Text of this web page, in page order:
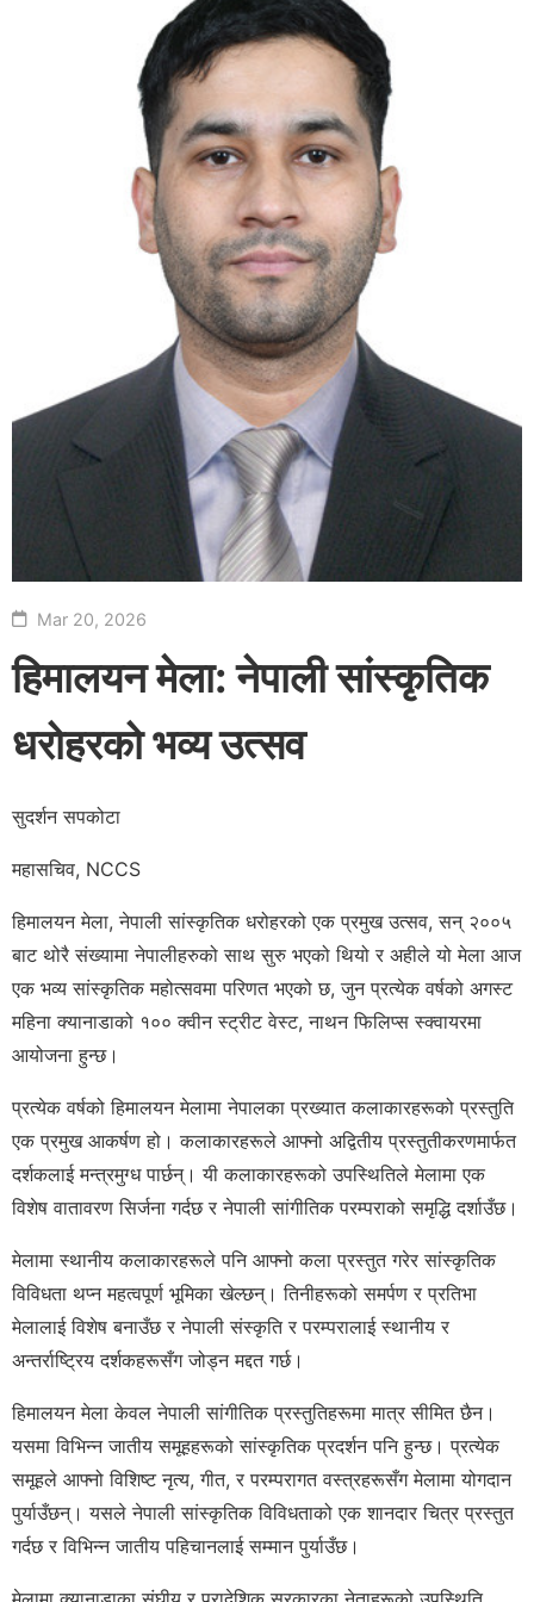
Mar 20, 2026
हिमालयन मेला: नेपाली सांस्कृतिक
धरोहरको भव्य उत्सव
सुदर्शन सपकोटा
महासचिव, NCCS
हिमालयन मेला, नेपाली सांस्कृतिक धरोहरको एक प्रमुख उत्सव, सन् २००५
बाट थोरै संख्यामा नेपालीहरुको साथ सुरु भएको थियो र अहीले यो मेला आज
एक भव्य सांस्कृतिक महोत्सवमा परिणत भएको छ, जुन प्रत्येक वर्षको अगस्ट
महिना क्यानाडाको १०० क्वीन स्ट्रीट वेस्ट, नाथन फिलिप्स स्क्वायरमा
आयोजना हुन्छ।
प्रत्येक वर्षको हिमालयन मेलामा नेपालका प्रख्यात कलाकारहरूको प्रस्तुति
एक प्रमुख आकर्षण हो। कलाकारहरूले आफ्नो अद्वितीय प्रस्तुतीकरणमार्फत
दर्शकलाई मन्त्रमुग्ध पार्छन्। यी कलाकारहरूको उपस्थितिले मेलामा एक
विशेष वातावरण सिर्जना गर्दछ र नेपाली सांगीतिक परम्पराको समृद्धि दर्शाउँछ।
मेलामा स्थानीय कलाकारहरूले पनि आफ्नो कला प्रस्तुत गरेर सांस्कृतिक
विविधता थप्न महत्वपूर्ण भूमिका खेल्छन्। तिनीहरूको समर्पण र प्रतिभा
मेलालाई विशेष बनाउँछ र नेपाली संस्कृति र परम्परालाई स्थानीय र
अन्तर्राष्ट्रिय दर्शकहरूसँग जोड्न मद्दत गर्छ।
हिमालयन मेला केवल नेपाली सांगीतिक प्रस्तुतिहरूमा मात्र सीमित छैन।
यसमा विभिन्न जातीय समूहहरूको सांस्कृतिक प्रदर्शन पनि हुन्छ। प्रत्येक
समूहले आफ्नो विशिष्ट नृत्य, गीत, र परम्परागत वस्त्रहरूसँग मेलामा योगदान
पुर्याउँछन्। यसले नेपाली सांस्कृतिक विविधताको एक शानदार चित्र प्रस्तुत
गर्दछ र विभिन्न जातीय पहिचानलाई सम्मान पुर्याउँछ।